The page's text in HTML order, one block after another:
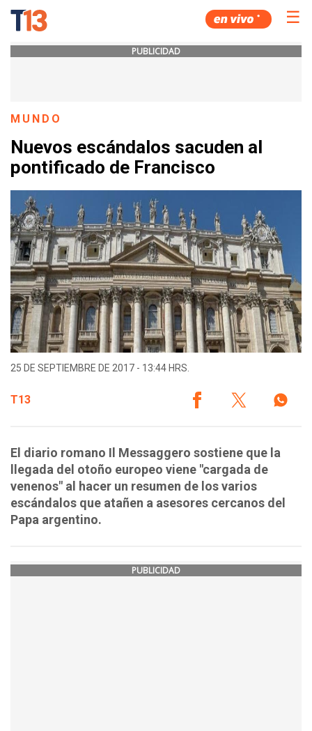
☰
PUBLICIDAD
MUNDO
Nuevos escándalos sacuden al
pontificado de Francisco
25 DE SEPTIEMBRE DE 2017 - 13:44 HRS.
T13
El diario romano Il Messaggero sostiene que la
llegada del otoño europeo viene "cargada de
venenos" al hacer un resumen de los varios
escándalos que atañen a asesores cercanos del
Papa argentino.
PUBLICIDAD